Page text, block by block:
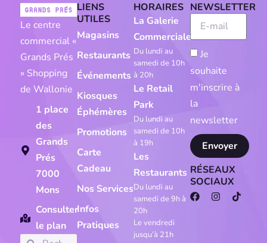
Le centre
commercial «
Grands Prés
» Shopping
de Wallonie
1 place
des
Grands
Prés
7000
Mons
Consulter
le plan
LIENS
UTILES
Magasins
Restaurants
Événements
Kiosques
Éphémères
Promotions
Carte
Cadeau
Nos Services
Infos
Pratiques
HORAIRES
La Galerie
Commerciale
Du lundi au
samedi de 10h
à 20h
Le Retail
Park
Du lundi au
samedi de 10h
à 19h
Les
Restaurants
Du lundi au
samedi de 9h à
20h
Le vendredi
jusqu’à 21h
NEWSLETTER
Je
souhaite
m'inscrire à
la
newsletter
Envoyer
RÉSEAUX
SOCIAUX